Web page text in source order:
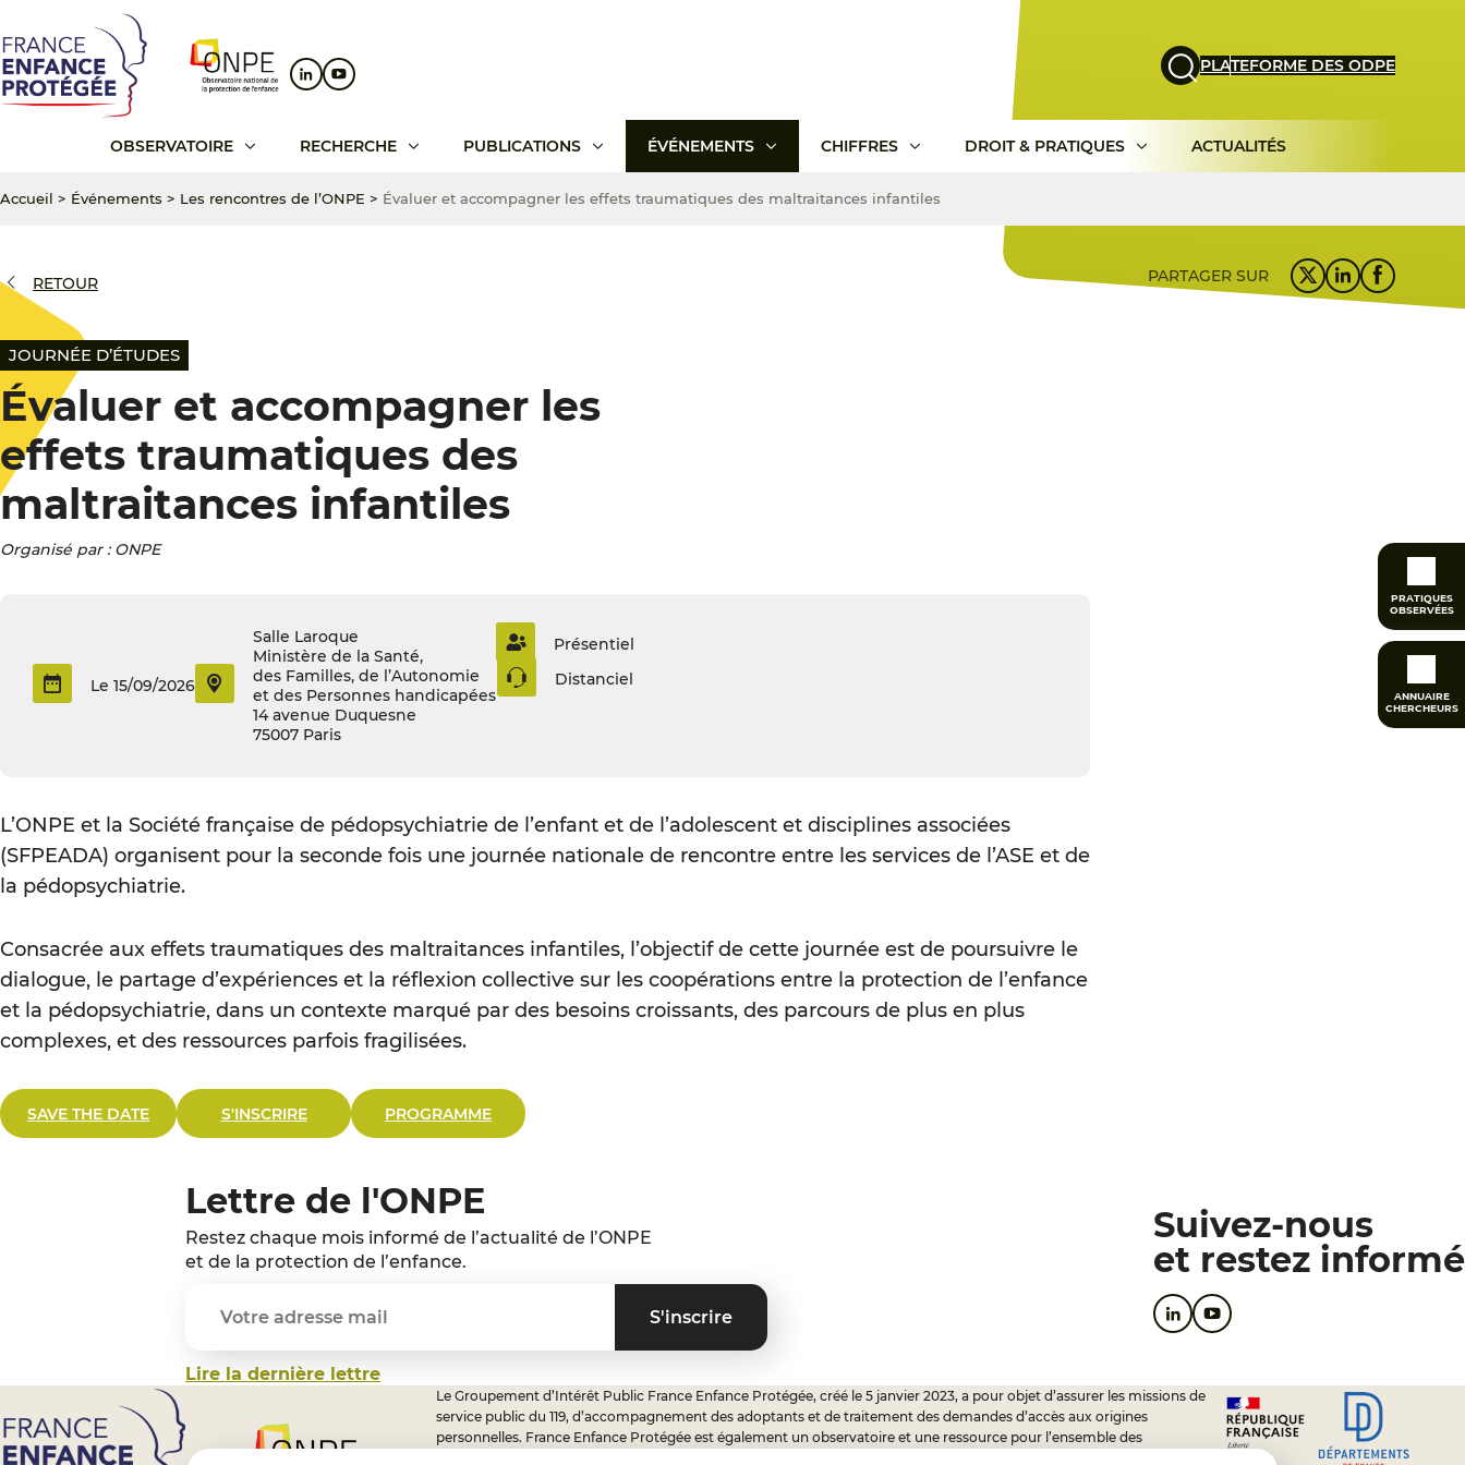
au
contenu
principal
au
menu
principal
au
pied
de
page
PLATEFORME DES ODPE
OBSERVATOIRE RECHERCHE PUBLICATIONS ÉVÉNEMENTS CHIFFRES DROIT & PRATIQUES ACTUALITÉS
PRATIQUES
OBSERVÉES
ANNUAIRE
CHERCHEURS
Accueil > Événements > Les rencontres de l’ONPE > Évaluer et accompagner les effets traumatiques des maltraitances infantiles
RETOUR PARTAGER SUR
JOURNÉE D’ÉTUDES
Évaluer et accompagner les
effets traumatiques des
maltraitances infantiles
Organisé par : ONPE
Le 15/09/2026
Salle Laroque
Ministère de la Santé,
des Familles, de l’Autonomie
et des Personnes handicapées
14 avenue Duquesne
75007 Paris
Présentiel
Distanciel
L’ONPE et la Société française de pédopsychiatrie de l’enfant et de l’adolescent et disciplines associées
(SFPEADA) organisent pour la seconde fois une journée nationale de rencontre entre les services de l’ASE et de
la pédopsychiatrie.
Consacrée aux effets traumatiques des maltraitances infantiles, l’objectif de cette journée est de poursuivre le
dialogue, le partage d’expériences et la réflexion collective sur les coopérations entre la protection de l’enfance
et la pédopsychiatrie, dans un contexte marqué par des besoins croissants, des parcours de plus en plus
complexes, et des ressources parfois fragilisées.
SAVE THE DATE S'INSCRIRE PROGRAMME
Lettre de l'ONPE
Restez chaque mois informé de l’actualité de l’ONPE
et de la protection de l’enfance.
Lire la dernière lettre
Suivez-nous
et restez informé
Le Groupement d’Intérêt Public France Enfance Protégée, créé le 5 janvier 2023, a pour objet d’assurer les missions de
service public du 119, d’accompagnement des adoptants et de traitement des demandes d’accès aux origines
personnelles. France Enfance Protégée est également un observatoire et une ressource pour l’ensemble des